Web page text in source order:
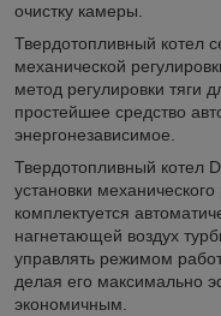
очистку камеры.
Твердотопливный котел
механической
метод регулировки тяги
простейшее средство
энергонезависимое.
Твердотопливный котел
установки
комплектуется
нагнетающей воздух
управлять режимом
делая его максимально
экономичным.